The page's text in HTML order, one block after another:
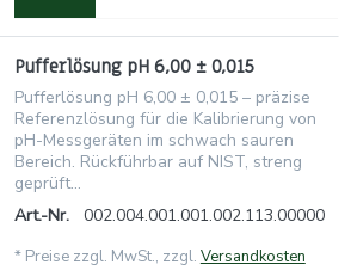
Pufferlösung pH 6,00 ± 0,015
Pufferlösung pH 6,00 ± 0,015 – präzise
Referenzlösung für die Kalibrierung von
pH-Messgeräten im schwach sauren
Bereich. Rückführbar auf NIST, streng
geprüft...
Art.-Nr.
002.004.001.001.002.113.00000
* Preise zzgl. MwSt., zzgl. Versandkosten